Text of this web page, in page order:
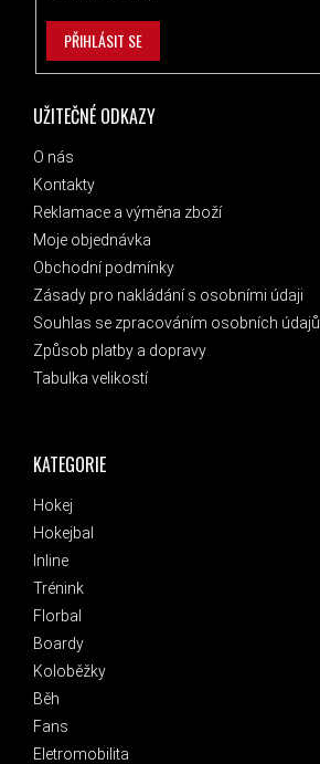
KATEGORIE
Hokej
Hokejbal
Inline
Trénink
Florbal
Boardy
Koloběžky
Běh
Fans
Eletromobilita
UŽITEČNÉ ODKAZY
O nás
Kontakty
Reklamace a výměna zboží
Moje objednávka
Obchodní podmínky
Zásady pro nakládání s osobními údaji
Souhlas se zpracováním osobních údajů
Způsob platby a dopravy
Tabulka velikostí
PŘIHLÁSIT SE